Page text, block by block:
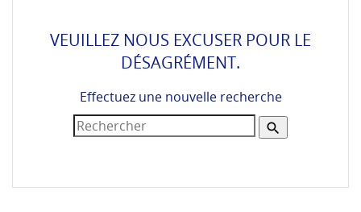
VEUILLEZ NOUS EXCUSER POUR LE
DÉSAGRÉMENT.
Effectuez une nouvelle recherche
